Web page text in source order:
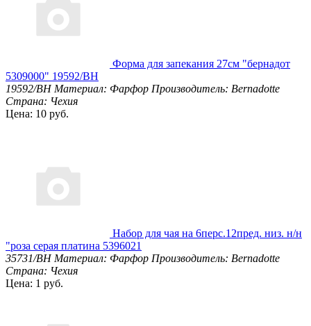
Форма для запекания 27см "бернадот
5309000" 19592/BH
19592/BH Материал: Фарфор Производитель: Bernadotte
Страна: Чехия
Цена: 10 руб.
Набор для чая на 6перс.12пред. низ. н/н
"роза серая платина 5396021
35731/BH Материал: Фарфор Производитель: Bernadotte
Страна: Чехия
Цена: 1 руб.